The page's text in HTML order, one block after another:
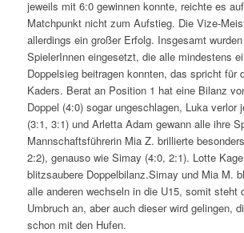
jeweils mit 6:0 gewinnen konnte, reichte es
Matchpunkt nicht zum Aufstieg. Die Vize-
allerdings ein großer Erfolg. Insgesamt
SpielerInnen eingesetzt, die alle mindestens
Doppelsieg beitragen konnten, das spricht für
Kaders. Berat an Position 1 hat eine Bilanz
Doppel (4:0) sogar ungeschlagen, Luka verlor
(3:1, 3:1) und Arletta Adam gewann alle ihre
Mannschaftsführerin Mia Z. brillierte
2:2), genauso wie Simay (4:0, 2:1). Lotte
blitzsaubere Doppelbilanz.Simay und Mia M.
alle anderen wechseln in die U15, somit steht
Umbruch an, aber auch dieser wird gelingen,
schon mit den Hufen.